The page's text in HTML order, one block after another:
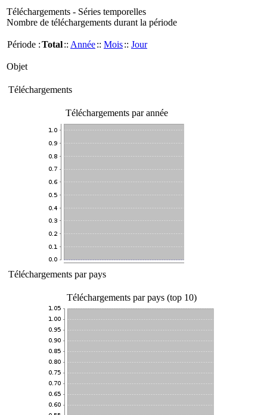
Téléchargements - Séries temporelles
Nombre de téléchargements durant la période
Période :Total:: Année:: Mois:: Jour
Objet
Téléchargements
Téléchargements par année
Téléchargements par pays
Téléchargements par pays (top 10)